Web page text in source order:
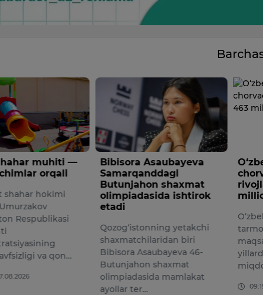
muhiti —
orqali
hokimi
Respublikasi
va qon…
Bibisora Asaubayeva
Samarqanddagi
Butunjahon shaxmat
olimpiadasida ishtirok
etadi
Qozog‘istonning yetakchi
shaxmatchilaridan biri
Bibisora Asaubayeva 46-
Butunjahon shaxmat
olimpiadasida mamlakat
ayollar ter…
yillarda
09:19 /